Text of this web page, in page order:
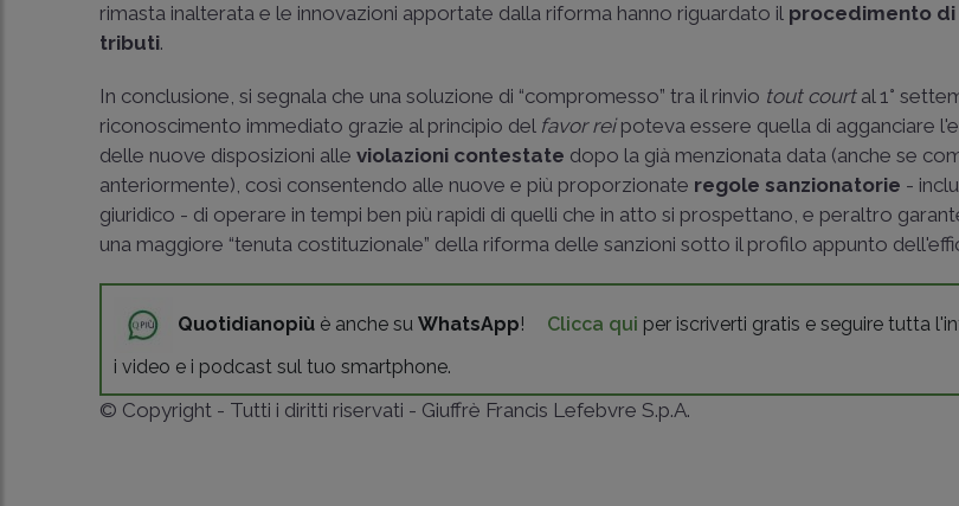
rimasta inalterata e le innovazioni apportate dalla riforma hanno riguardato il procedimento
tributi.
In conclusione, si segnala che una soluzione di “compromesso” tra il rinvio tout courtal 1°
riconoscimento immediato grazie al principio del favor reipoteva essere quella di agganciare
delle nuove disposizioni alle violazioni contestate dopo la già menzionata data (anche se
anteriormente), così consentendo alle nuove e più proporzionate regole sanzionatorie -
giuridico - di operare in tempi ben più rapidi di quelli che in atto si prospettano, e peraltro
una maggiore “tenuta costituzionale” della riforma delle sanzioni sotto il profilo appunto
Quotidianopiù è anche suWhatsApp! Clicca qui per iscriverti gratis e seguire tutta
i video e i podcast sul tuo smartphone.
© Copyright - Tutti i diritti riservati - Giuffrè Francis Lefebvre S.p.A.